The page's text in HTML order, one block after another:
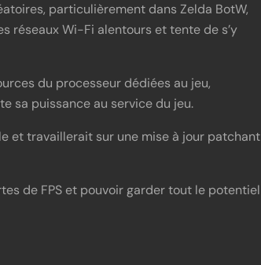
particulièrement dans Zelda BotW,
réseaux Wi-Fi alentours et tente de s’y
du processeur dédiées au jeu,
sa puissance au service du jeu.
et travaillerait sur une mise à jour patchant
de FPS et pouvoir garder tout le potentiel